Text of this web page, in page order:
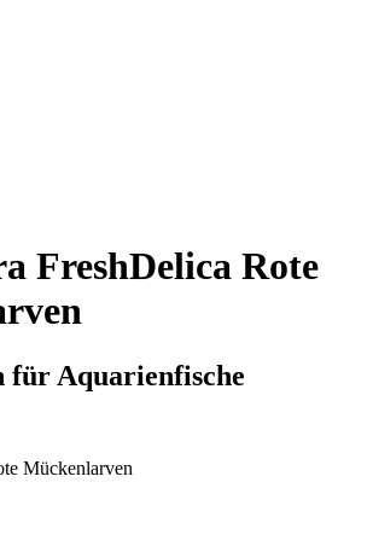
FreshDelica Rote
für Aquarienfische
Mückenlarven